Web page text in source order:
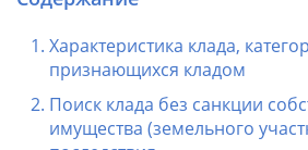
Характеристика клада,
признающихся кладом
Поиск клада без санкции
имущества (земельного